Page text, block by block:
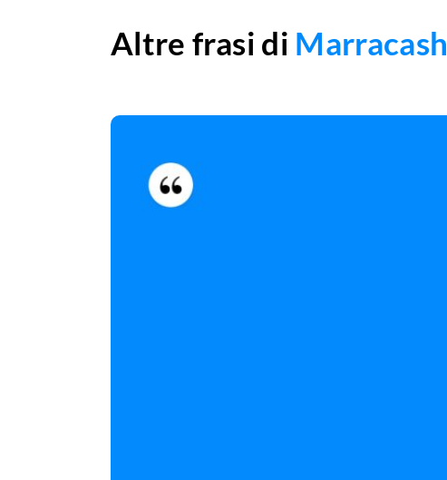
Altre frasi di Marracash